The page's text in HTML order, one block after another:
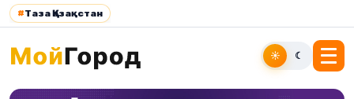
#Таза Қазақстан
☀ ☾